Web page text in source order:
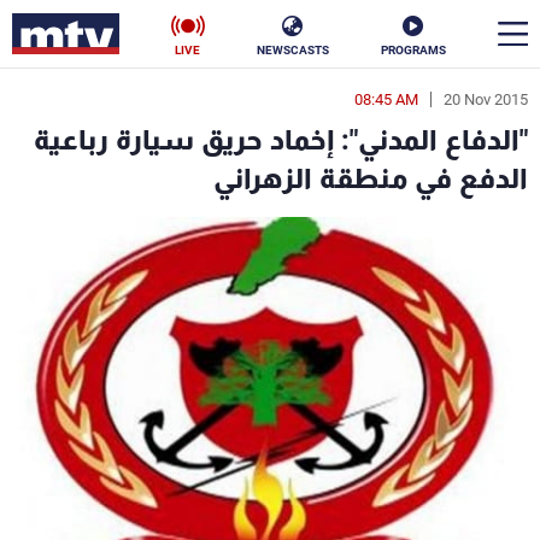
PROGRAMS
NEWSCASTS
LIVE
20 Nov 2015
08:45 AM
"الدفاع المدني": إخماد حريق سيارة رباعية
الدفع في منطقة الزهراني
en
الأخبار
ناس
فن
منوعات رياضة
كأس العالم
جدول البرامج